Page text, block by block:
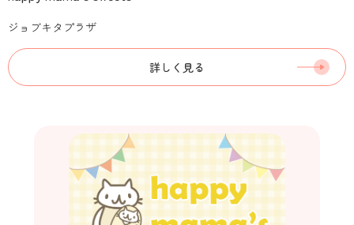
ジョブキタプラザ
詳しく見る